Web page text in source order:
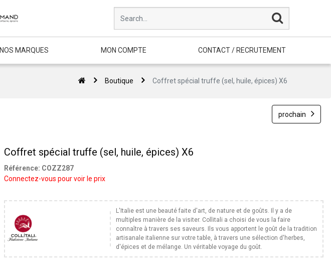
NOS MARQUES MON COMPTE CONTACT / RECRUTEMENT
Boutique Coffret spécial truffe (sel, huile, épices) X6
prochain
Coffret spécial truffe (sel, huile, épices) X6
Référence: COZZ287
Connectez-vous pour voir le prix
L'Italie est une beauté faite d'art, de nature et de goûts. Il y a de
multiples manière de la visiter. Collitali a choisi de vous la faire
connaître à travers ses saveurs. Ils vous apportent le goût de la tradition
artisanale italienne sur votre table, à travers une sélection d'herbes,
d'épices et de mélange. Un véritable voyage du goût.